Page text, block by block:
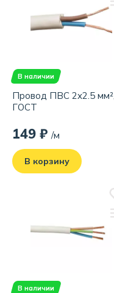
В наличии
Провод ПВС 2x2.5 мм²,
ГОСТ
149 ₽ /м
В корзину
В наличии